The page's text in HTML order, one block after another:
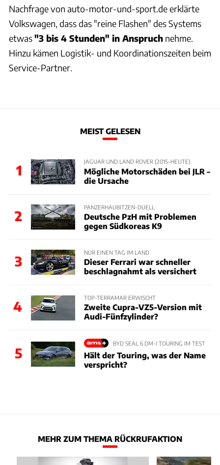
Nachfrage von auto-motor-und-sport.de erklärte
Volkswagen, dass das "reine Flashen" des Systems
etwas"3 bis 4 Stunden" in Anspruch nehme.
Hinzu kämen Logistik- und Koordinationszeiten beim
Service-Partner.
MEIST GELESEN
1
JAGUAR UND LAND ROVER (2015–HEUTE)
Mögliche Motorschäden bei JLR –
die Ursache
2
PANZERHAUBITZEN-DUELL
Deutsche PzH mit Problemen
gegen Südkoreas K9
3
NUR EINEN TAG IM LAND
Dieser Ferrari war schneller
beschlagnahmt als versichert
4
TOP-TERRAMAR ERWISCHT
Zweite Cupra-VZ5-Version mit
Audi-Fünfzylinder?
5
BYD SEAL 6 DM-I TOURING IM TEST
Hält der Touring, was der Name
verspricht?
MEHR ZUM THEMA RÜCKRUFAKTION